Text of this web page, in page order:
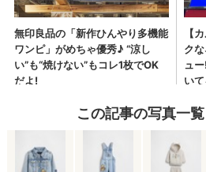
この記事の写真一覧